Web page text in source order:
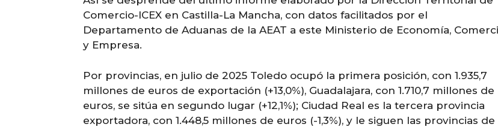
Comercio-ICEX en Castilla-La Mancha, con datos facilitados por el
Departamento de Aduanas de la AEAT a este Ministerio de Economía,
y Empresa.
Por provincias, en julio de 2025 Toledo ocupó la primera posición, con 1.935,7
millones de euros de exportación (+13,0%), Guadalajara, con 1.710,7 millones de
euros, se sitúa en segundo lugar (+12,1%); Ciudad Real es la tercera provincia
exportadora, con 1.448,5 millones de euros (-1,3%), y le siguen las provincias de